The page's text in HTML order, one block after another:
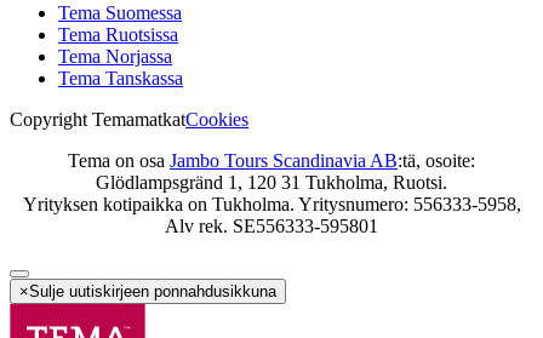
Tema Suomessa
Tema Ruotsissa
Tema Norjassa
Tema Tanskassa
Copyright TemamatkatCookies
Tema on osa Jambo Tours Scandinavia AB:tä, osoite:
Glödlampsgränd 1, 120 31 Tukholma, Ruotsi.
Yrityksen kotipaikka on Tukholma. Yritysnumero: 556333-5958,
Alv rek. SE556333-595801
×Sulje uutiskirjeen ponnahdusikkuna